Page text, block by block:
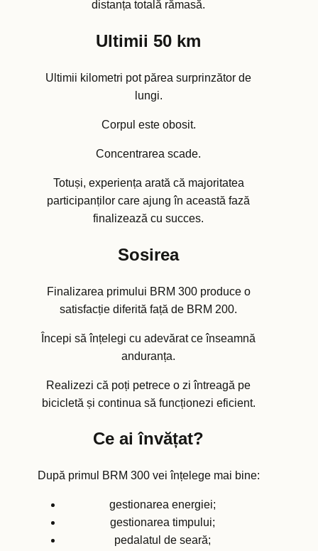
distanța totală rămasă.
Ultimii 50 km
Ultimii kilometri pot părea surprinzător de
lungi.
Corpul este obosit.
Concentrarea scade.
Totuși, experiența arată că majoritatea
participanților care ajung în această fază
finalizează cu succes.
Sosirea
Finalizarea primului BRM 300 produce o
satisfacție diferită față de BRM 200.
Începi să înțelegi cu adevărat ce înseamnă
anduranța.
Realizezi că poți petrece o zi întreagă pe
bicicletă și continua să funcționezi eficient.
Ce ai învățat?
După primul BRM 300 vei înțelege mai bine:
gestionarea energiei;
gestionarea timpului;
pedalatul de seară;